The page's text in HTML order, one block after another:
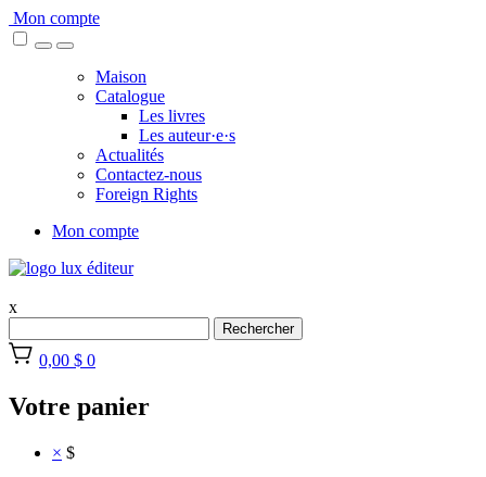
Skip
to
Mon compte
Maison
Catalogue
Les livres
Les auteur·e·s
Actualités
Contactez-nous
Foreign Rights
Mon compte
x
Rechercher
0,00 $ 0
Votre panier
× $